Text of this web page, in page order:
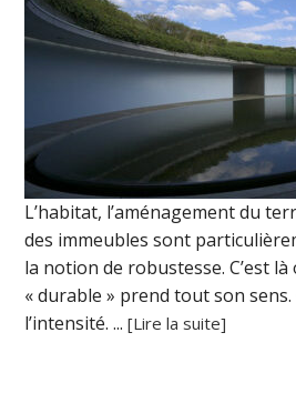
L’habitat, l’aménagement du
des immeubles sont
la notion de robustesse. C’est
« durable » prend tout son
l’intensité. ...[Lire la suite]